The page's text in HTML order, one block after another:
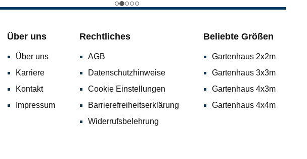
Über uns
Über uns
Karriere
Kontakt
Impressum
Rechtliches
AGB
Datenschutzhinweise
Cookie Einstellungen
Barrierefreiheitserklärung
Widerrufsbelehrung
Beliebte Größen
Gartenhaus 2x2m
Gartenhaus 3x3m
Gartenhaus 4x3m
Gartenhaus 4x4m